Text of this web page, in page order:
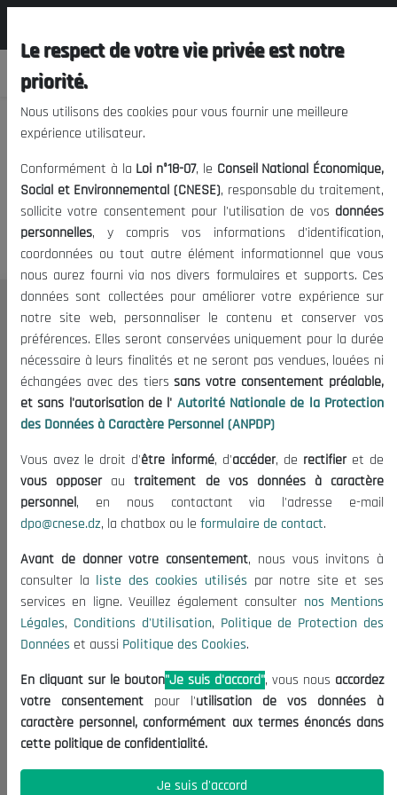
Nous vous prions de nous
excuser, mais l'accès à ce
contenu est restreint.
Le CNESE
A Propos
Le président
Organisation
Publications
Informations utiles
Appels d'offres et Consultations
Mentions Légales
Conditions d'Utilisation
Politique de Protection des Données
Politique des Cookies
Nous Contacter
(+213) 021 98 01 00|01|02
contact@cnese.dz
Suggestions ou Initiatives ?
Newsletter
dernières nouvelles.
Le respect de votre vie privée est notre
priorité.
Nous utilisons des cookies pour vous fournir une meilleure
expérience utilisateur.
Conformément à la Loi n°18-07, le Conseil National Économique,
Social et Environnemental (CNESE), responsable du traitement,
sollicite votre consentement pour l'utilisation de vos données
personnelles, y compris vos informations d'identification,
coordonnées ou tout autre élément informationnel que vous
nous aurez fourni via nos divers formulaires et supports. Ces
données sont collectées pour améliorer votre expérience sur
notre site web, personnaliser le contenu et conserver vos
préférences. Elles seront conservées uniquement pour la durée
nécessaire à leurs finalités et ne seront pas vendues, louées ni
échangées avec des tierssans votre consentement préalable,
et sans l'autorisation de l' Autorité Nationale de la Protection
des Données à Caractère Personnel (ANPDP)
Vous avez le droit d'être informé, d'accéder, de rectifieret de
vous opposerautraitement de vos données à caractère
personnel, en nous contactant via l'adresse e-mail
dpo@cnese.dz, la chatbox ou le formulaire de contact.
Avant de donner votre consentement, nous vous invitons à
consulter la liste des cookies utilisés par notre site et ses
services en ligne. Veuillez également consulter nos Mentions
Légales, Conditions d'Utilisation, Politique de Protection des
Données et aussi Politique des Cookies.
En cliquant sur le bouton"Je suis d'accord", vous nous accordez
votre consentement pour l'utilisation de vos données à
caractère personnel, conformément aux termes énoncés dans
cette politique de confidentialité.
Je suis d'accord